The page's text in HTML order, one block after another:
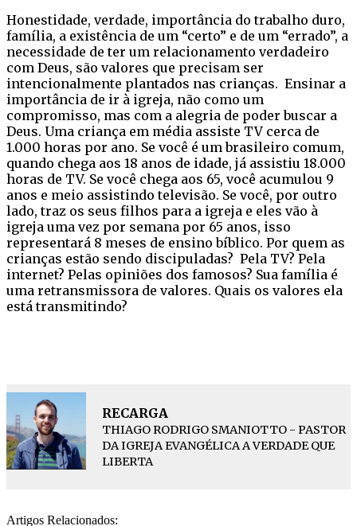
Honestidade, verdade, importância do trabalho duro,
família, a existência de um “certo” e de um “errado”, a
necessidade de ter um relacionamento verdadeiro
com Deus, são valores que precisam ser
intencionalmente plantados nas crianças. Ensinar a
importância de ir à igreja, não como um
compromisso, mas com a alegria de poder buscar a
Deus. Uma criança em média assiste TV cerca de
1.000 horas por ano. Se você é um brasileiro comum,
quando chega aos 18 anos de idade, já assistiu 18.000
horas de TV. Se você chega aos 65, você acumulou 9
anos e meio assistindo televisão. Se você, por outro
lado, traz os seus filhos para a igreja e eles vão à
igreja uma vez por semana por 65 anos, isso
representará 8 meses de ensino bíblico. Por quem as
crianças estão sendo discipuladas? Pela TV? Pela
internet? Pelas opiniões dos famosos? Sua família é
uma retransmissora de valores. Quais os valores ela
está transmitindo?
RECARGA
THIAGO RODRIGO SMANIOTTO - PASTOR
DA IGREJA EVANGÉLICA A VERDADE QUE
LIBERTA
Artigos Relacionados: